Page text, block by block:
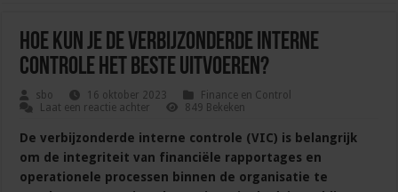
Hoe kun je de verbijzonderde interne
controle het beste uitvoeren?
sbo 16 oktober 2023
Finance en Control
Laat een reactie achter
849 Bekeken
De verbijzonderde interne controle (VIC) is belangrijk
om de integriteit van financiële rapportages en
operationele processen binnen de organisatie te